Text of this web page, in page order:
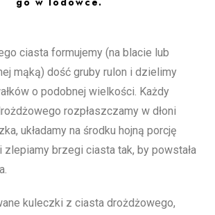
ciasta formujemy (na blacie lub
mąką) dość gruby rulon i dzielimy
o podobnej wielkości. Każdy
rozpłaszczamy w dłoni
układamy na środku hojną porcję
brzegi ciasta tak, by powstała
kuleczki z ciasta drożdżowego,